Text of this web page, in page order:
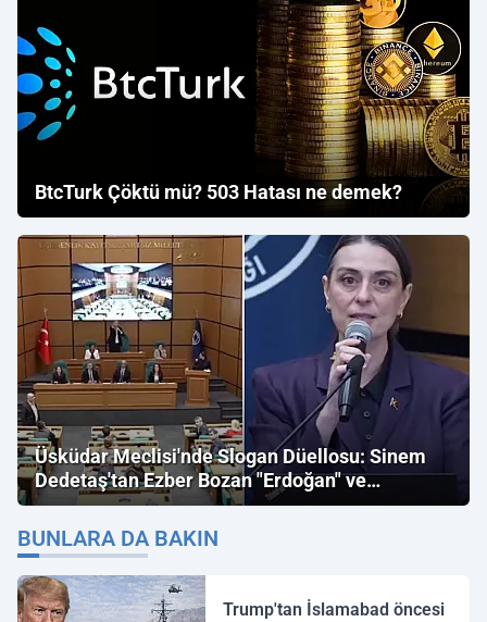
BtcTurk Çöktü mü? 503 Hatası ne demek?
Üsküdar Meclisi'nde Slogan Düellosu: Sinem
Dedetaş'tan Ezber Bozan "Erdoğan" ve
"İmamoğlu" Çıkışı!
BUNLARA DA BAKIN
Trump'tan İslamabad öncesi